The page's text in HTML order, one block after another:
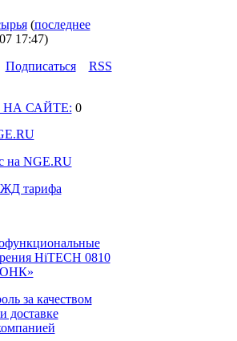
(последнее
17:47)
Подпиcаться
RSS
САЙТЕ: 0
на NGE.RU
ЖД тарифа
HiTECH 0810
за качеством
доставке